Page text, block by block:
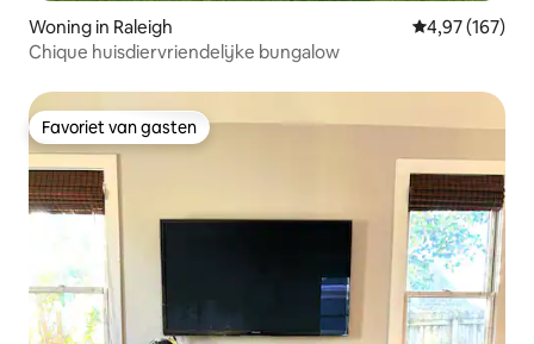
Woning in Raleigh Gemiddelde
4,97 (167)
Chique huisdiervriendelijke bungalow
Favoriet van gasten
Favoriet van gasten